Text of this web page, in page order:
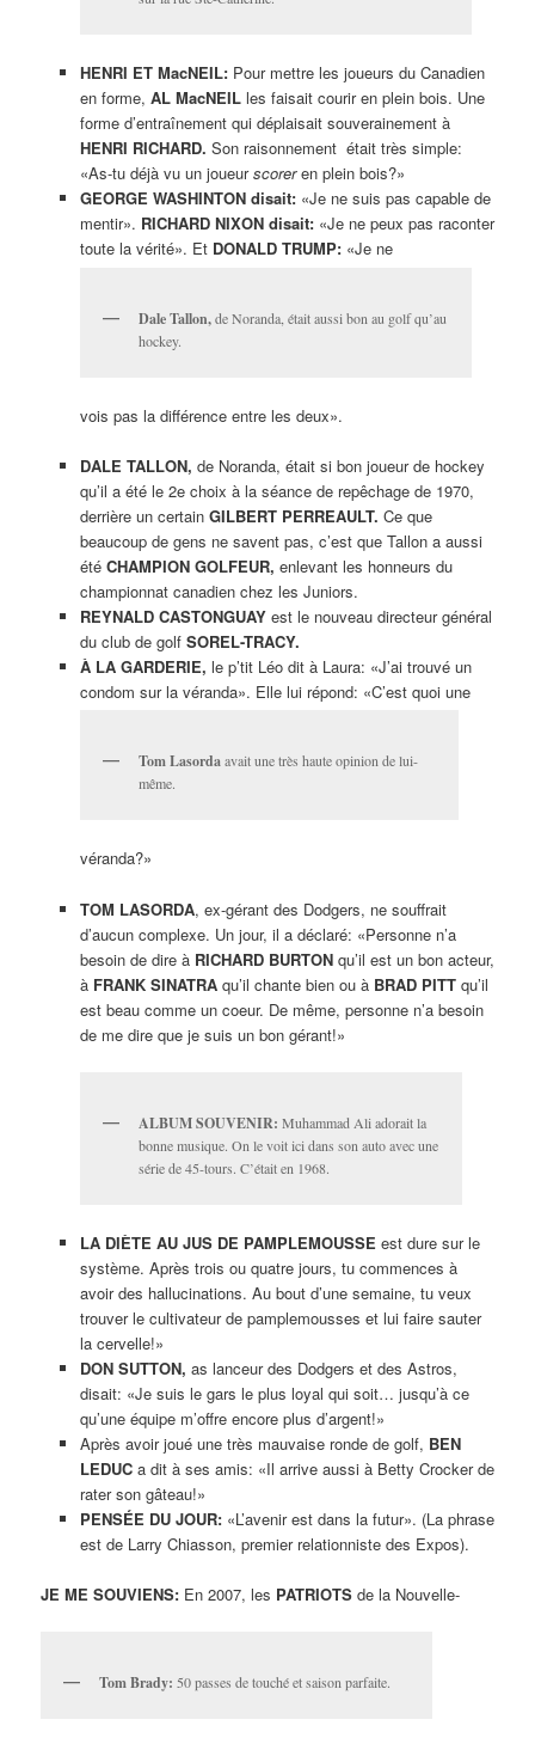
HENRI ET MacNEIL: Pour mettre les joueurs du Canadien
en forme, AL MacNEILles faisait courir en plein bois. Une
forme d’entraînement qui déplaisait souverainement à
HENRI RICHARD. Son raisonnement était très simple:
«As-tu déjà vu un joueurscoreren plein bois?»
GEORGE WASHINTON disait:«Je ne suis pas capable de
mentir». RICHARD NIXON disait:«Je ne peux pas raconter
toute la vérité». Et DONALD TRUMP:«Je ne
Dale Tallon,de Noranda, était aussi bon au golf qu’au
hockey.
vois pas la différence entre les deux».
DALE TALLON, de Noranda, était si bon joueur de hockey
qu’il a été le 2e choix à la séance de repêchage de 1970,
derrière un certain GILBERT PERREAULT. Ce que
beaucoup de gens ne savent pas, c’est que Tallon a aussi
été CHAMPION GOLFEUR, enlevant les honneurs du
championnat canadien chez les Juniors.
REYNALD CASTONGUAY est le nouveau directeur général
du club de golf SOREL-TRACY.
À LA GARDERIE, le p’tit Léo dit à Laura: «J’ai trouvé un
condom sur la véranda». Elle lui répond: «C’est quoi une
Tom Lasorda avait une très haute opinion de lui-
même.
véranda?»
TOM LASORDA, ex-gérant des Dodgers, ne souffrait
d’aucun complexe. Un jour, il a déclaré: «Personne n’a
besoin de dire à RICHARD BURTONqu’il est un bon acteur,
à FRANK SINATRAqu’il chante bien ou à BRAD PITTqu’il
est beau comme un coeur. De même, personne n’a besoin
de me dire que je suis un bon gérant!»
ALBUM SOUVENIR: Muhammad Ali adorait la
bonne musique. On le voit ici dans son auto avec une
série de 45-tours. C’était en 1968.
LA DIÈTE AU JUS DE PAMPLEMOUSSE est dure sur le
système. Après trois ou quatre jours, tu commences à
avoir des hallucinations. Au bout d’une semaine, tu veux
trouver le cultivateur de pamplemousses et lui faire sauter
la cervelle!»
DON SUTTON, as lanceur des Dodgers et des Astros,
disait: «Je suis le gars le plus loyal qui soit… jusqu’à ce
qu’une équipe m’offre encore plus d’argent!»
Après avoir joué une très mauvaise ronde de golf, BEN
LEDUCa dit à ses amis: «Il arrive aussi à Betty Crocker de
rater son gâteau!»
PENSÉE DU JOUR: «L’avenir est dans la futur». (La phrase
est de Larry Chiasson, premier relationniste des Expos).
JE ME SOUVIENS: En 2007, les PATRIOTS de la Nouvelle-
Tom Brady: 50 passes de touché et saison parfaite.